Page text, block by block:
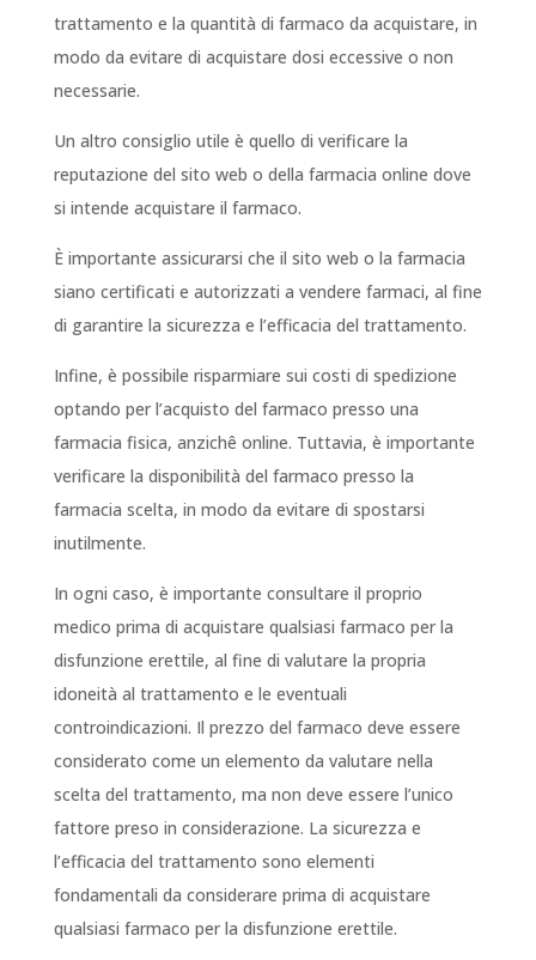
trattamento e la quantità di farmaco da acquistare, in
modo da evitare di acquistare dosi eccessive o non
necessarie.
Un altro consiglio utile è quello di verificare la
reputazione del sito web o della farmacia online dove
si intende acquistare il farmaco.
È importante assicurarsi che il sito web o la farmacia
siano certificati e autorizzati a vendere farmaci, al fine
di garantire la sicurezza e l’efficacia del trattamento.
Infine, è possibile risparmiare sui costi di spedizione
optando per l’acquisto del farmaco presso una
farmacia fisica, anzichê online. Tuttavia, è importante
verificare la disponibilità del farmaco presso la
farmacia scelta, in modo da evitare di spostarsi
inutilmente.
In ogni caso, è importante consultare il proprio
medico prima di acquistare qualsiasi farmaco per la
disfunzione erettile, al fine di valutare la propria
idoneità al trattamento e le eventuali
controindicazioni. Il prezzo del farmaco deve essere
considerato come un elemento da valutare nella
scelta del trattamento, ma non deve essere l’unico
fattore preso in considerazione. La sicurezza e
l’efficacia del trattamento sono elementi
fondamentali da considerare prima di acquistare
qualsiasi farmaco per la disfunzione erettile.